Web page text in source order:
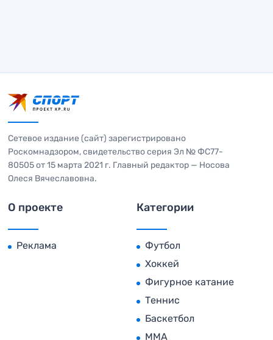
Сетевое издание (сайт) зарегистрировано
Роскомнадзором, свидетельство серия Эл № ФС77-
80505 от 15 марта 2021 г. Главный редактор — Носова
Олеся Вячеславовна.
О проекте
Реклама
Категории
Футбол
Хоккей
Фигурное катание
Теннис
Баскетбол
MMA